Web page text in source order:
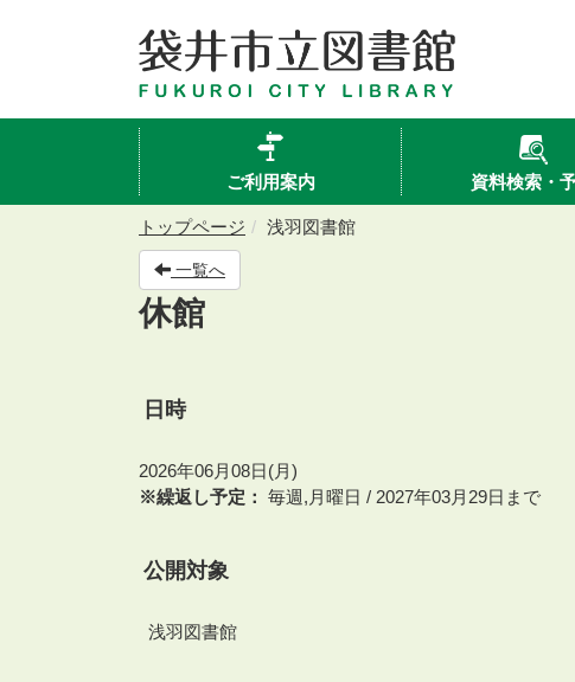
ご利用案内 資料検索・
トップページ 浅羽図書館
一覧へ
休館
日時
2026年06月08日(月)
※繰返し予定： 毎週,月曜日 / 2027年03月29日まで
公開対象
浅羽図書館